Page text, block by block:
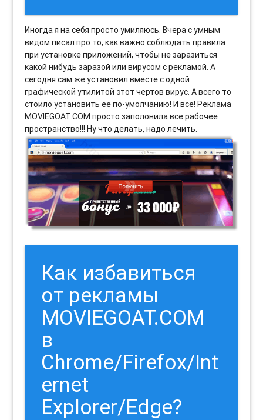
Иногда я на себя просто умиляюсь. Вчера с умным
видом писал про то, как важно соблюдать правила
при установке приложений, чтобы не заразиться
какой нибудь заразой или вирусом с рекламой. А
сегодня сам же установил вместе с одной
графической утилитой этот чертов вирус. А всего то
стоило установить ее по-умолчанию! И все! Реклама
MOVIEGOAT.COM просто заполонила все рабочее
пространство!!! Ну что делать, надо лечить.
Как избавиться
от рекламы
MOVIEGOAT.COM
в
Chrome/Firefox/Int
ernet
Explorer/Edge?